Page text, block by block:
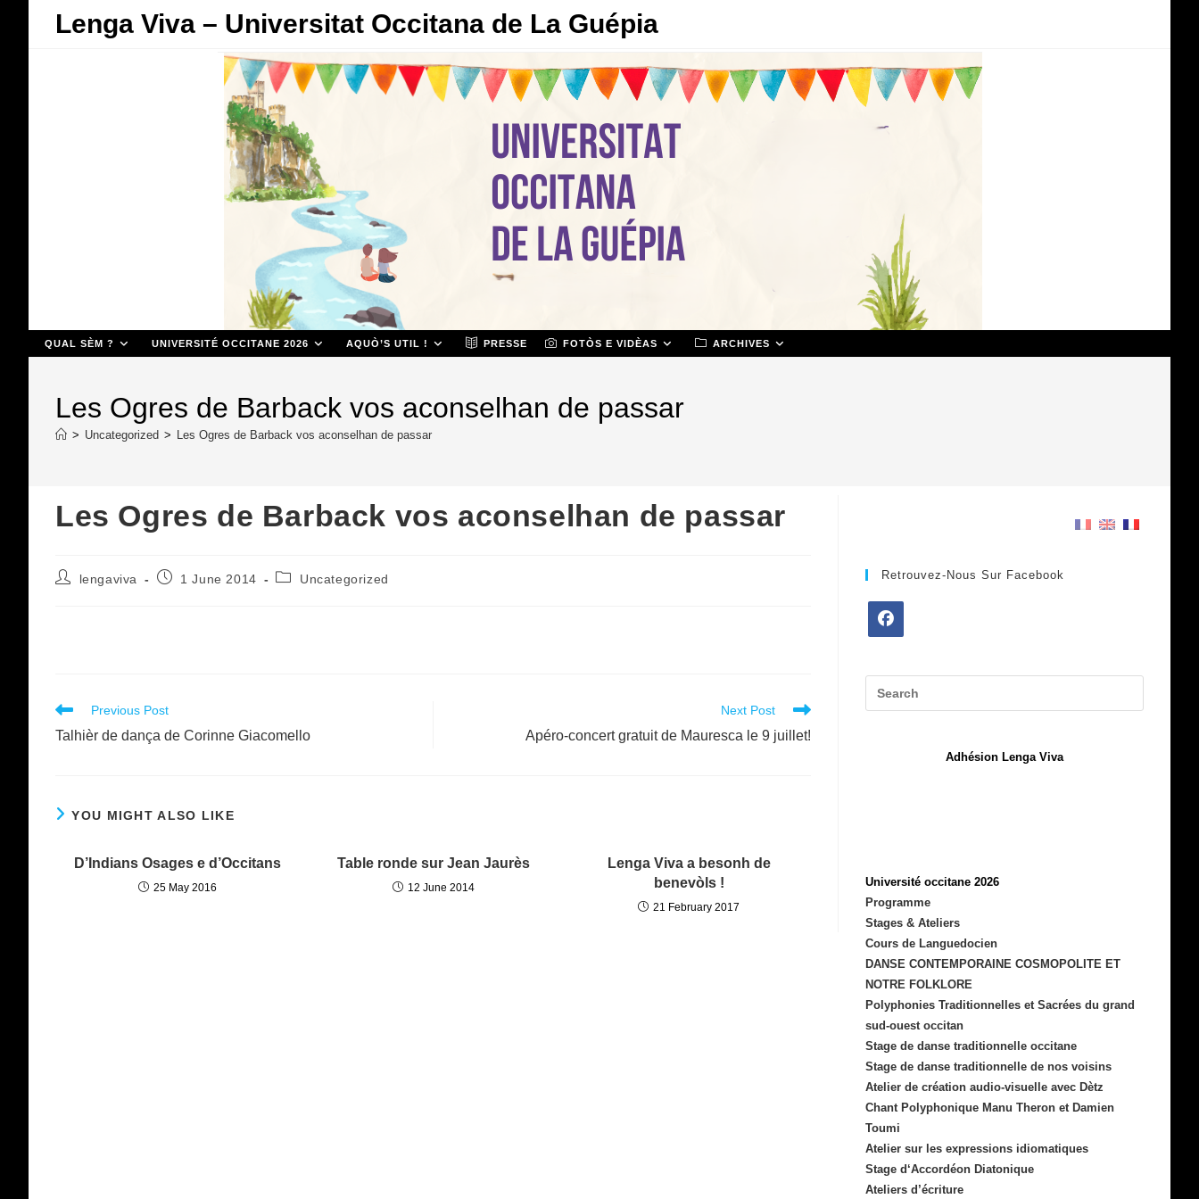
Lenga Viva – Universitat Occitana de La Guépia
QUAL SÈM ? UNIVERSITÉ OCCITANE 2026 AQUÒ’S UTIL ! PRESSE FOTÒS E VIDÈAS ARCHIVES
Les Ogres de Barback vos aconselhan de passar
> Uncategorized > Les Ogres de Barback vos aconselhan de passar
Les Ogres de Barback vos aconselhan de passar
Postlengaviva
Post1 June 2014
PostUncategorized
Read
articles
Previous Post
Talhièr de dança de Corinne Giacomello
Next Post
Apéro-concert gratuit de Mauresca le 9 juillet!
YOU MIGHT ALSO LIKE
D’Indians Osages e d’Occitans
25 May 2016
Table ronde sur Jean Jaurès
12 June 2014
Lenga Viva a besonh de
benevòls !
21 February 2017
Retrouvez-Nous Sur Facebook
new
Adhésion Lenga Viva
Université occitane 2026
Programme
Stages & Ateliers
Cours de Languedocien
DANSE CONTEMPORAINE COSMOPOLITE ET
NOTRE FOLKLORE
Polyphonies Traditionnelles et Sacrées du grand
sud-ouest occitan
Stage de danse traditionnelle occitane
Stage de danse traditionnelle de nos voisins
Atelier de création audio-visuelle avec Dètz
Chant Polyphonique Manu Theron et Damien
Toumi
Atelier sur les expressions idiomatiques
Stage d‘Accordéon Diatonique
Ateliers d’écriture